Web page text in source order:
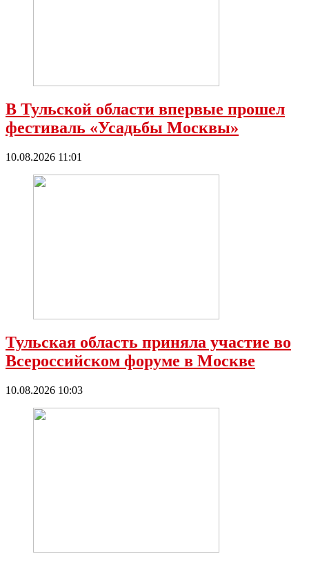
В Тульской области впервые прошел
фестиваль «Усадьбы Москвы»
10.08.2026 11:01
Тульская область приняла участие во
Всероссийском форуме в Москве
10.08.2026 10:03